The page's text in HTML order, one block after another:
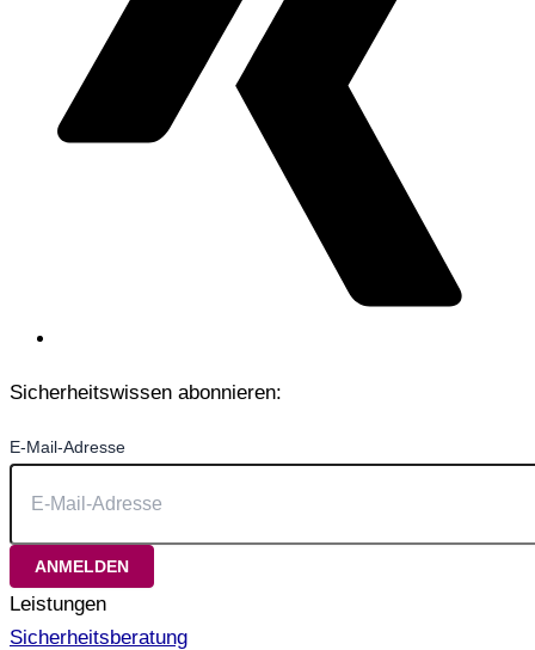
Sicherheitswissen abonnieren:
E-Mail-Adresse
Leistungen
Sicherheitsberatung